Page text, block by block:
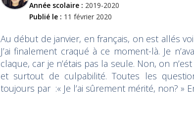
Année scolaire : 2019-2020
Publié le : 11 février 2020
Au début de janvier, en français, on est allés
J’ai finalement craqué à ce moment-là. Je
claque, car je n’étais pas la seule. Non, on
et surtout de culpabilité. Toutes les
toujours par :« Je l’ai sûrement mérité, non? »